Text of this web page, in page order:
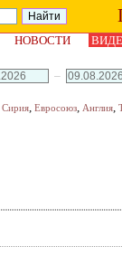
НОВОСТИ
–
Сирия, Евросоюз, Англия,